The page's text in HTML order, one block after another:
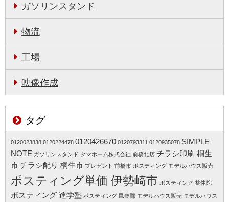
ガソリンスタンド
物流
工場
映像作成
タグ
0120023838 0120224478 0120426670 0120793311 0120935078 SIMPLE
NOTE ガソリンスタンド タマホーム株式会社 前橋北店 チラシ印刷 桐生
市チラシ配り 桐生市 プレゼント 前橋市 ポスティング モデルハウス販売
ポスティング単価 伊勢崎市 ポスティング 整体院
ポスティング 進学塾 ポスティング 邑楽郡 モデルハウス販売 モデルハウス